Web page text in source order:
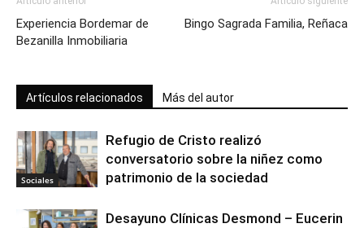
Experiencia Bordemar de
Bezanilla Inmobiliaria
Bingo Sagrada Familia, Reñaca
Artículos relacionados Más del autor
Sociales
Refugio de Cristo realizó
conversatorio sobre la niñez como
patrimonio de la sociedad
Desayuno Clínicas Desmond – Eucerin